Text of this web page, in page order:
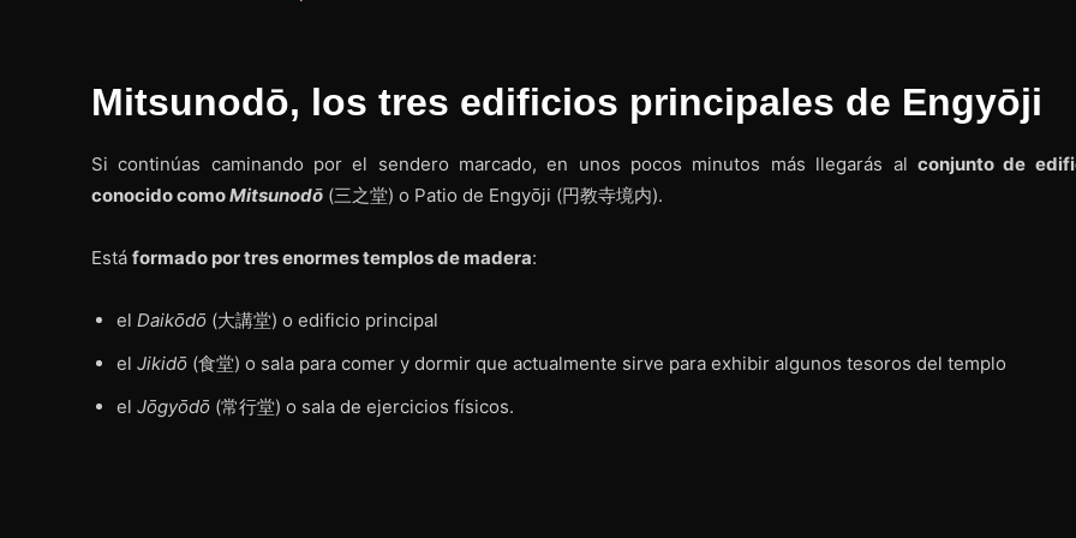
Mitsunodō, los tres edificios principales de Engyōji
Si continúas caminando por el sendero marcado, en unos pocos minutos más llegarás al conjunto de
conocido comoMitsunodō (三之堂) o Patio de Engyōji (円教寺境内).
Está formado por tres enormes templos de madera:
el Daikōdō (大講堂) o edificio principal
el Jikidō (食堂) o sala para comer y dormir que actualmente sirve para exhibir algunos tesoros del templo
el Jōgyōdō (常行堂) o sala de ejercicios físicos.